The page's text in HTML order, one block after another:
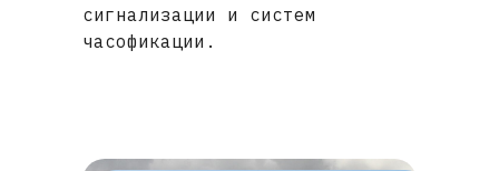
сигнализации и систем
часофикации.